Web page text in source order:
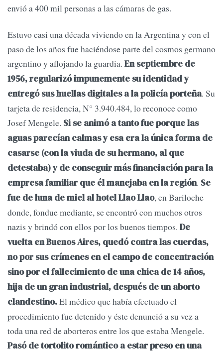
envió a 400 mil personas a las cámaras de gas.
Estuvo casi una década viviendo en la Argentina y con el
paso de los años fue haciéndose parte del cosmos germano
argentino y aflojando la guardia. En septiembre de
1956, regularizó impunemente su identidad y
entregó sus huellas digitales a la policía porteña. Su
tarjeta de residencia, N° 3.940.484, lo reconoce como
Josef Mengele. Si se animó a tanto fue porque las
aguas parecían calmas y esa era la única forma de
casarse (con la viuda de su hermano, al que
detestaba) y de conseguir más financiación para la
empresa familiar que él manejaba en la región. Se
fue de luna de miel al hotel Llao Llao, en Bariloche
donde, fondue mediante, se encontró con muchos otros
nazis y brindó con ellos por los buenos tiempos. De
vuelta en Buenos Aires, quedó contra las cuerdas,
no por sus crímenes en el campo de concentración
sino por el fallecimiento de una chica de 14 años,
hija de un gran industrial, después de un aborto
clandestino.El médico que había efectuado el
procedimiento fue detenido y éste denunció a su vez a
toda una red de aborteros entre los que estaba Mengele.
Pasó de tortolito romántico a estar preso en una